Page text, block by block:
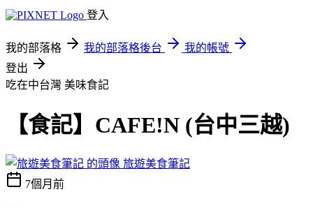
登入
我的部落格 我的部落格後台
我的帳號
登出
吃在中台灣 美味食記
【食記】CAFE!N (台中三越)
旅遊美食筆記
7個月前